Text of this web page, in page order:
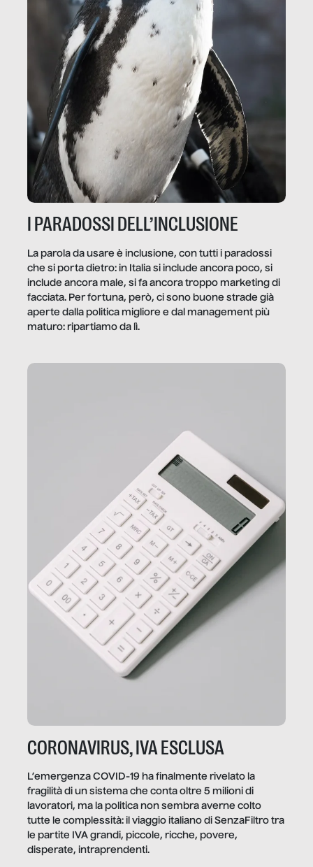
I PARADOSSI DELL’INCLUSIONE
La parola da usare è inclusione, con tutti i paradossi
che si porta dietro: in Italia si include ancora poco, si
include ancora male, si fa ancora troppo marketing di
facciata. Per fortuna, però, ci sono buone strade già
aperte dalla politica migliore e dal management più
maturo: ripartiamo da lì.
CORONAVIRUS, IVA ESCLUSA
L’emergenza COVID-19 ha finalmente rivelato la
fragilità di un sistema che conta oltre 5 milioni di
lavoratori, ma la politica non sembra averne colto
tutte le complessità: il viaggio italiano di SenzaFiltro tra
le partite IVA grandi, piccole, ricche, povere,
disperate, intraprendenti.